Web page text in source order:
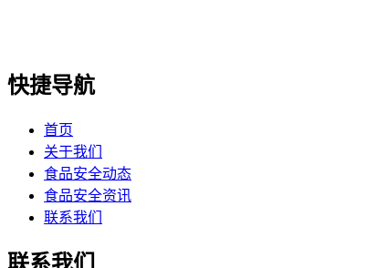
快捷导航
首页
关于我们
食品安全动态
食品安全资讯
联系我们